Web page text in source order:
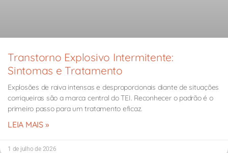
Transtorno Explosivo Intermitente:
Sintomas e Tratamento
Explosões de raiva intensas e desproporcionais diante de situações
corriqueiras são a marca central do TEI. Reconhecer o padrão é o
primeiro passo para um tratamento eficaz.
LEIA MAIS »
1 de julho de 2026